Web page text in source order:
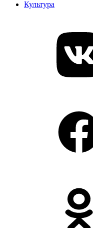
Культура